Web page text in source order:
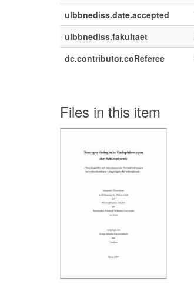
ulbbnediss.date.accepted
ulbbnediss.fakultaet
dc.contributor.coReferee
Files in this item